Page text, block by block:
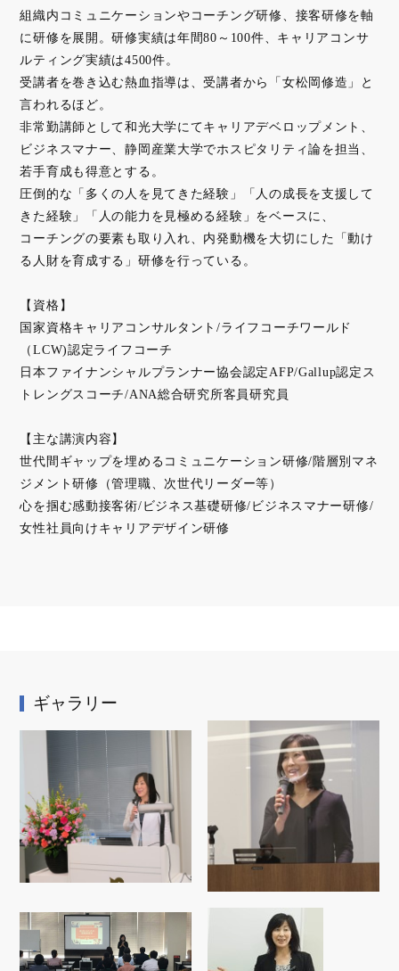
組織内コミュニケーションやコーチング研修、接客研修を軸
に研修を展開。研修実績は年間80～100件、キャリアコンサ
ルティング実績は4500件。
受講者を巻き込む熱血指導は、受講者から「女松岡修造」と
言われるほど。
非常勤講師として和光大学にてキャリアデベロップメント、
ビジネスマナー、静岡産業大学でホスピタリティ論を担当、
若手育成も得意とする。
圧倒的な「多くの人を見てきた経験」「人の成長を支援して
きた経験」「人の能力を見極める経験」をベースに、
コーチングの要素も取り入れ、内発動機を大切にした「動け
る人財を育成する」研修を行っている。
【資格】
国家資格キャリアコンサルタント/ライフコーチワールド
（LCW)認定ライフコーチ
日本ファイナンシャルプランナー協会認定AFP/Gallup認定ス
トレングスコーチ/ANA総合研究所客員研究員
【主な講演内容】
世代間ギャップを埋めるコミュニケーション研修/階層別マネ
ジメント研修（管理職、次世代リーダー等）
心を掴む感動接客術/ビジネス基礎研修/ビジネスマナー研修/
女性社員向けキャリアデザイン研修
ギャラリー